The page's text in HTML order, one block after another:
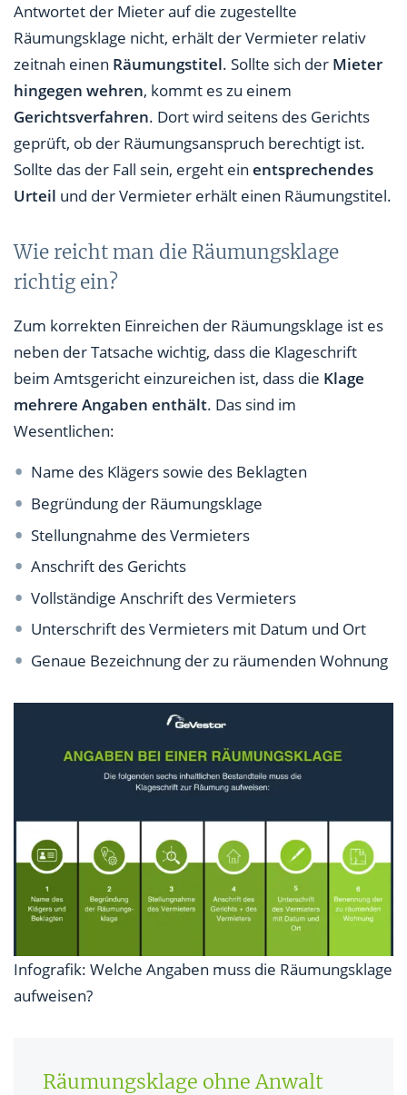
Antwortet der Mieter auf die zugestellte
Räumungsklage nicht, erhält der Vermieter relativ
zeitnah einen Räumungstitel. Sollte sich der Mieter
hingegen wehren, kommt es zu einem
Gerichtsverfahren. Dort wird seitens des Gerichts
geprüft, ob der Räumungsanspruch berechtigt ist.
Sollte das der Fall sein, ergeht ein entsprechendes
Urteil und der Vermieter erhält einen Räumungstitel.
Wie reicht man die Räumungsklage
richtig ein?
Zum korrekten Einreichen der Räumungsklage ist es
neben der Tatsache wichtig, dass die Klageschrift
beim Amtsgericht einzureichen ist, dass die Klage
mehrere Angaben enthält. Das sind im
Wesentlichen:
Name des Klägers sowie des Beklagten
Begründung der Räumungsklage
Stellungnahme des Vermieters
Anschrift des Gerichts
Vollständige Anschrift des Vermieters
Unterschrift des Vermieters mit Datum und Ort
Genaue Bezeichnung der zu räumenden Wohnung
Infografik: Welche Angaben muss die Räumungsklage
aufweisen?
Räumungsklage ohne Anwalt